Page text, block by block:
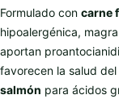
Formulado con carne
hipoalergénica,
aportan
favorecen la salud
salmón para ácidos